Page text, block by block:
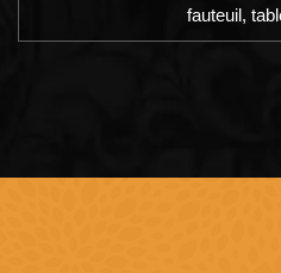
fauteuil,